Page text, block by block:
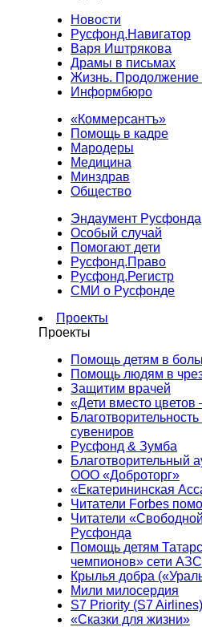
Новости
Русфонд.Навигатор
Варя Иштрякова
Драмы в письмах
Жизнь. Продолжение
Информбюро
«Коммерсантъ»
Помощь в кадре
Мародеры
Медицина
Минздрав
Общество
Эндаумент Русфонда
Особый случай
Помогают дети
Русфонд.Право
Русфонд.Регистр
СМИ о Русфонде
Проекты
Проекты
Помощь детям в
Помощь людям в
Защитим врачей
«Дети вместо цветов
сувениров
Русфонд & Зумба
Благотворительный
ООО «Доброторг»
«Екатерининская
Читатели Forbes
Читатели
Русфонда
Помощь детям
чемпионов» сети
Крылья добра
Мили милосердия
S7 Priority (S7 Airlines)
«Сказки для жизни»